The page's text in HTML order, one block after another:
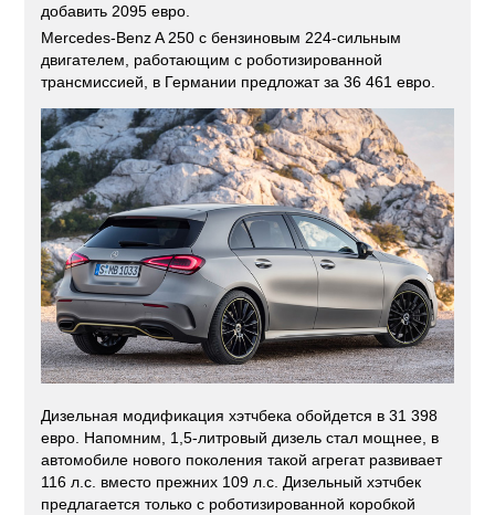
добавить 2095 евро.
Mercedes-Benz A 250 с бензиновым 224-сильным
двигателем, работающим с роботизированной
трансмиссией, в Германии предложат за 36 461 евро.
Дизельная модификация хэтчбека обойдется в 31 398
евро. Напомним, 1,5-литровый дизель стал мощнее, в
автомобиле нового поколения такой агрегат развивает
116 л.с. вместо прежних 109 л.с. Дизельный хэтчбек
предлагается только с роботизированной коробкой